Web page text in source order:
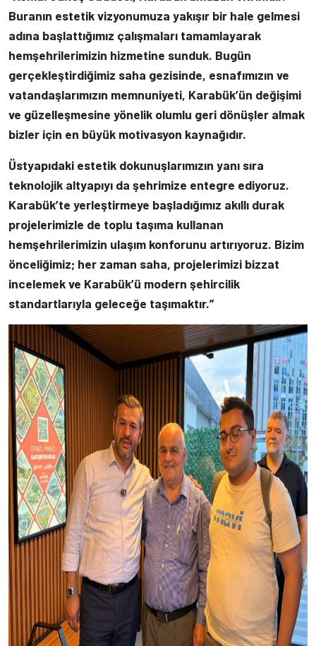
Buranın estetik vizyonumuza yakışır bir hale gelmesi
adına başlattığımız çalışmaları tamamlayarak
hemşehrilerimizin hizmetine sunduk. Bugün
gerçekleştirdiğimiz saha gezisinde, esnafımızın ve
vatandaşlarımızın memnuniyeti, Karabük’ün değişimi
ve güzelleşmesine yönelik olumlu geri dönüşler almak
bizler için en büyük motivasyon kaynağıdır.
Üstyapıdaki estetik dokunuşlarımızın yanı sıra
teknolojik altyapıyı da şehrimize entegre ediyoruz.
Karabük’te yerleştirmeye başladığımız akıllı durak
projelerimizle de toplu taşıma kullanan
hemşehrilerimizin ulaşım konforunu artırıyoruz. Bizim
önceliğimiz; her zaman saha, projelerimizi bizzat
incelemek ve Karabük’ü modern şehircilik
standartlarıyla geleceğe taşımaktır.”